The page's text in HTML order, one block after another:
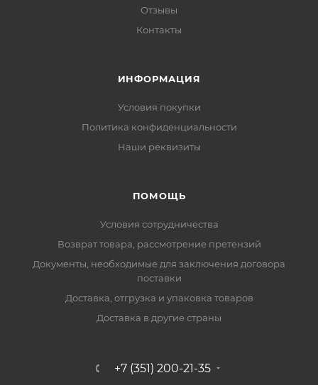
Отзывы
Контакты
ИНФОРМАЦИЯ
Условия покупки
Политика конфиденциальности
Наши реквизиты
ПОМОЩЬ
Условия сотрудничества
Возврат товара, рассмотрение претензий
Документы, необходимые для заключения договора
поставки
Доставка, отгрузка и упаковка товаров
Доставка в другие страны
+7 (351) 200-21-35